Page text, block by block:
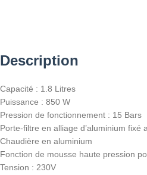
Description
Capacité : 1.8 Litres
Puissance : 850 W
Pression de fonctionnement : 15 Bars
Porte-filtre en alliage d’aluminium fixé
Chaudière en aluminium
Fonction de mousse haute pression
Tension : 230V